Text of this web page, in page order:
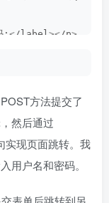
: < /label >< /p>
方法提交了
然后通过
实现页面跳转。我
用户名和密码。